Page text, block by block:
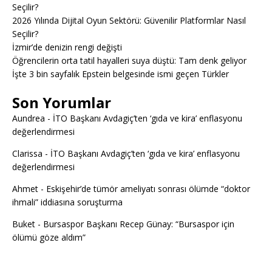
Seçilir?
2026 Yılında Dijital Oyun Sektörü: Güvenilir Platformlar Nasıl
Seçilir?
İzmir’de denizin rengi değişti
Öğrencilerin orta tatil hayalleri suya düştü: Tam denk geliyor
İşte 3 bin sayfalık Epstein belgesinde ismi geçen Türkler
Son Yorumlar
Aundrea - İTO Başkanı Avdagiç’ten ‘gıda ve kira’ enflasyonu
değerlendirmesi
Clarissa - İTO Başkanı Avdagiç’ten ‘gıda ve kira’ enflasyonu
değerlendirmesi
Ahmet - Eskişehir’de tümör ameliyatı sonrası ölümde “doktor
ihmali” iddiasına soruşturma
Buket - Bursaspor Başkanı Recep Günay: “Bursaspor için
ölümü göze aldım”